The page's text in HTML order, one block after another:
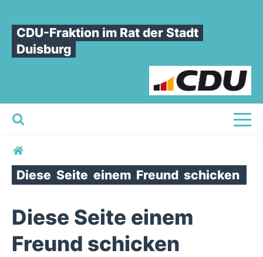
CDU-Fraktion im Rat der Stadt
Duisburg
Sie sind hier
Diese Seite einem Freund schicken
Diese Seite einem
Freund schicken